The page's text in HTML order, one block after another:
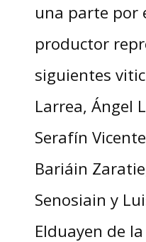
una parte por
productor
siguientes
Larrea, Ángel
Serafín
Bariáin
Senosiain y
Elduayen de